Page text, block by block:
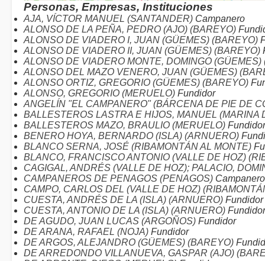
Personas, Empresas, Instituciones
AJA, VÍCTOR MANUEL (SANTANDER) Campanero
ALONSO DE LA PEÑA, PEDRO (AJO) (BAREYO)
ALONSO DE VIADERO I, JUAN (GÜEMES) (BAREYO)
ALONSO DE VIADERO II, JUAN (GÜEMES) (BAREYO)
ALONSO DE VIADERO MONTE, DOMINGO (GÜEMES)
ALONSO DEL MAZO VENERO, JUAN (GÜEMES)
ALONSO ORTIZ, GREGORIO (GÜEMES) (BAREYO)
ALONSO, GREGORIO (MERUELO) Fundidor
ANGELÍN "EL CAMPANERO" (BÁRCENA DE PIE DE
BALLESTEROS LASTRA E HIJOS, MANUEL (MARINA
BALLESTEROS MAZO, BRAULIO (MERUELO) Fundidor
BENERO HOYA, BERNARDO (ISLA) (ARNUERO)
BLANCO SERNA, JOSÉ (RIBAMONTÁN AL MONTE)
BLANCO, FRANCISCO ANTONIO (VALLE DE HOZ)
CAGIGAL, ANDRÉS (VALLE DE HOZ); PALACIO,
CAMPANEROS DE PENAGOS (PENAGOS) Campanero
CAMPO, CARLOS DEL (VALLE DE HOZ)
CUESTA, ANDRÉS DE LA (ISLA) (ARNUERO) Fundidor
CUESTA, ANTONIO DE LA (ISLA) (ARNUERO) Fundidor
DE AGUDO, JUAN LUCAS (ARGOÑOS) Fundidor
DE ARANA, RAFAEL (NOJA) Fundidor
DE ARGOS, ALEJANDRO (GÜEMES) (BAREYO)
DE ARREDONDO VILLANUEVA, GASPAR (AJO)